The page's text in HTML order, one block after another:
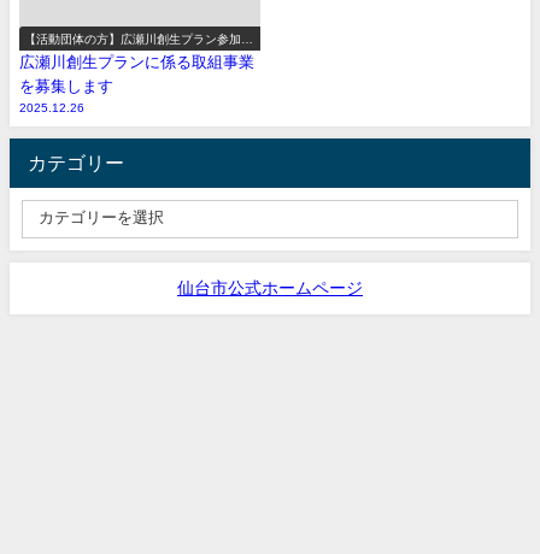
【活動団体の方】広瀬川創生プラン参加事
業の募集
広瀬川創生プランに係る取組事業
を募集します
2025.12.26
カテゴリー
仙台市公式ホームページ